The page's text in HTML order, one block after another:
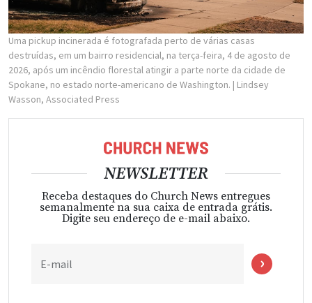
Uma pickup incinerada é fotografada perto de várias casas
destruídas, em um bairro residencial, na terça-feira, 4 de agosto de
2026, após um incêndio florestal atingir a parte norte da cidade de
Spokane, no estado norte-americano de Washington. | Lindsey
Wasson, Associated Press
NEWSLETTER
Receba destaques do Church News entregues
semanalmente na sua caixa de entrada grátis.
Digite seu endereço de e-mail abaixo.
E-mail